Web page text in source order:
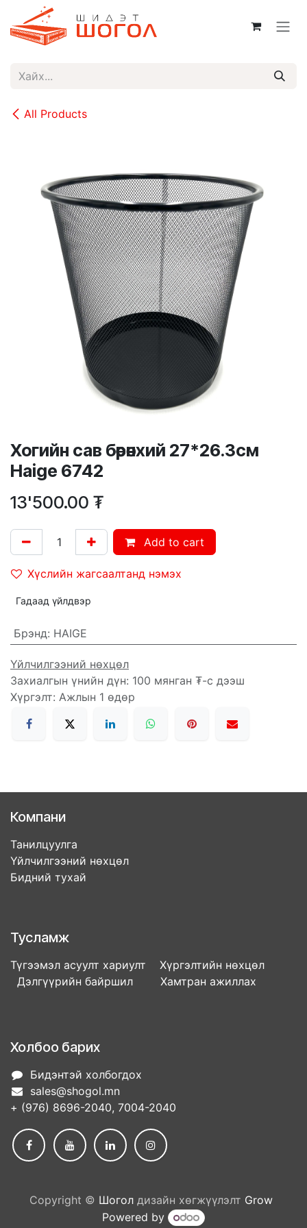
Skip to Content
All Products
Хогийн сав бөөрөнхий 27*26.3см
Haige 6742
13'500.00 ₮
Add to cart
Хүслийн жагсаалтанд нэмэх
Гадаад үйлдвэр
Брэнд: HAIGE
Үйлчилгээний нөхцөл
Захиалгын үнийн дүн: 100 мянган ₮-с дээш
Хүргэлт: Ажлын 1 өдөр
Компани
Танилцуулга
Үйлчилгээний нөхцөл
Бидний тухай
Тусламж
Түгээмэл асуулт хариулт Хүргэлтийн нөхцөл
Дэлгүүрийн байршил Хамтран ажиллах
Холбоо барих
Бидэнтэй холбогдох
sales@shogol.mn
+ (976) 8696-2040, 7004-2040
Copyright © Шоголдизайн хөгжүүлэлт Grow
Powered by